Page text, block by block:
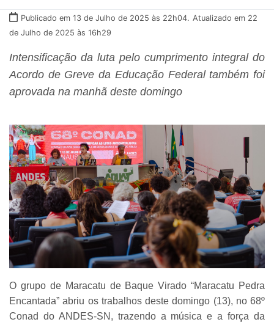
Publicado em 13 de Julho de 2025 às 22h04. Atualizado em 22
de Julho de 2025 às 16h29
Intensificação da luta pelo cumprimento integral do
Acordo de Greve da Educação Federal também foi
aprovada na manhã deste domingo
O grupo de Maracatu de Baque Virado “Maracatu Pedra
Encantada” abriu os trabalhos deste domingo (13), no 68º
Conad do ANDES-SN, trazendo a música e a força da